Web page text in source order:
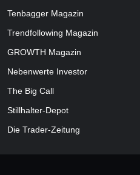
Tenbagger Magazin
Trendfollowing Magazin
GROWTH Magazin
Nebenwerte Investor
The Big Call
Stillhalter-Depot
Die Trader-Zeitung